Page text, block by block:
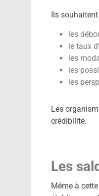
Ils
les
le taux
les
les
les
Les
crédibilité.
Les
Même à